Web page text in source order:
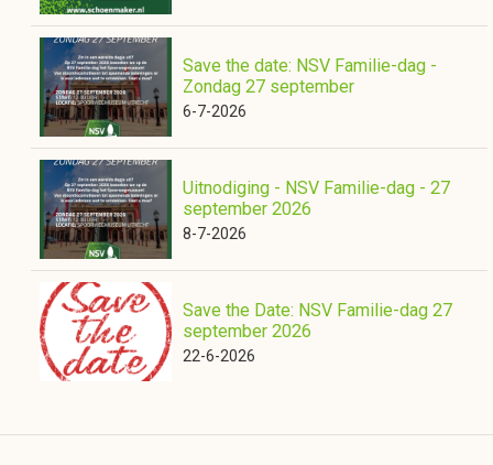
Save the date: NSV Familie-dag -
Zondag 27 september
6-7-2026
Uitnodiging - NSV Familie-dag - 27
september 2026
8-7-2026
Save the Date: NSV Familie-dag 27
september 2026
22-6-2026